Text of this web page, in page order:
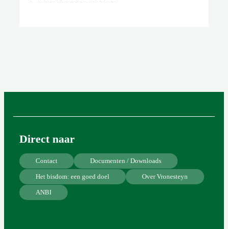
Direct naar
Contact Documenten / Downloads
Het bisdom: een goed doel Over Vronesteyn
ANBI